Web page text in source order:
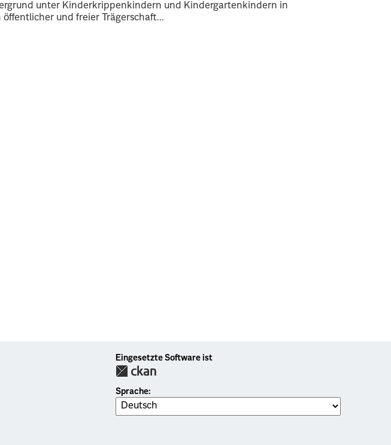
unter Kinderkrippenkindern und Kindergartenkindern in
und freier Trägerschaft...
Eingesetzte Software ist
Sprache